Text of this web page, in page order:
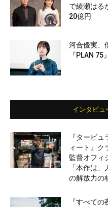
で綾瀬は
20億円
河合優実、
『PLAN 75』
インタビュ
『タービ
ィート』ク
監督オフィ
「本作は
の解放力の
『すべて